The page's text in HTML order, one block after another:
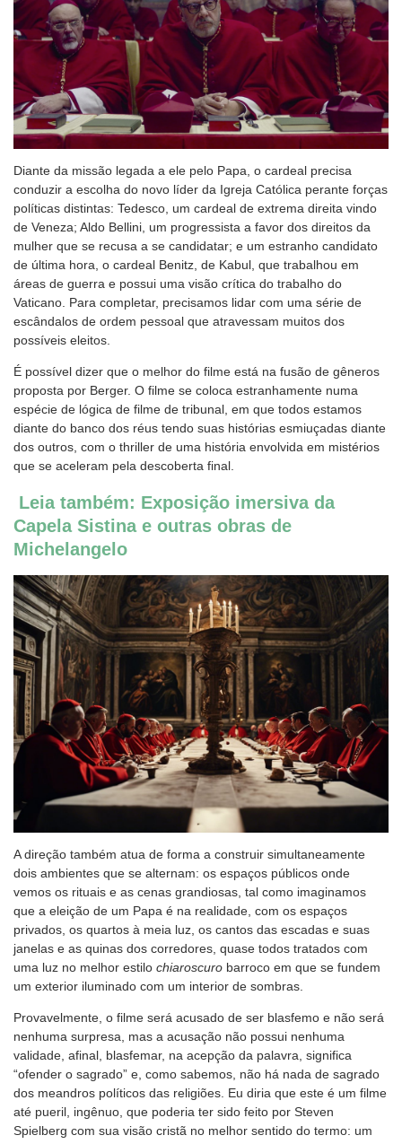
Diante da missão legada a ele pelo Papa, o cardeal precisa
conduzir a escolha do novo líder da Igreja Católica perante forças
políticas distintas: Tedesco, um cardeal de extrema direita vindo
de Veneza; Aldo Bellini, um progressista a favor dos direitos da
mulher que se recusa a se candidatar; e um estranho candidato
de última hora, o cardeal Benitz, de Kabul, que trabalhou em
áreas de guerra e possui uma visão crítica do trabalho do
Vaticano. Para completar, precisamos lidar com uma série de
escândalos de ordem pessoal que atravessam muitos dos
possíveis eleitos.
É possível dizer que o melhor do filme está na fusão de gêneros
proposta por Berger. O filme se coloca estranhamente numa
espécie de lógica de filme de tribunal, em que todos estamos
diante do banco dos réus tendo suas histórias esmiuçadas diante
dos outros, com o thriller de uma história envolvida em mistérios
que se aceleram pela descoberta final.
Leia também: Exposição imersiva da
Capela Sistina e outras obras de
Michelangelo
A direção também atua de forma a construir simultaneamente
dois ambientes que se alternam: os espaços públicos onde
vemos os rituais e as cenas grandiosas, tal como imaginamos
que a eleição de um Papa é na realidade, com os espaços
privados, os quartos à meia luz, os cantos das escadas e suas
janelas e as quinas dos corredores, quase todos tratados com
uma luz no melhor estilo chiaroscuro barroco em que se fundem
um exterior iluminado com um interior de sombras.
Provavelmente, o filme será acusado de ser blasfemo e não será
nenhuma surpresa, mas a acusação não possui nenhuma
validade, afinal, blasfemar, na acepção da palavra, significa
“ofender o sagrado” e, como sabemos, não há nada de sagrado
dos meandros políticos das religiões. Eu diria que este é um filme
até pueril, ingênuo, que poderia ter sido feito por Steven
Spielberg com sua visão cristã no melhor sentido do termo: um